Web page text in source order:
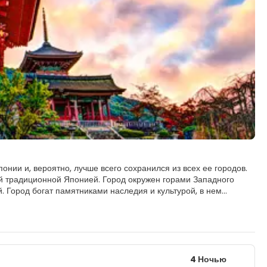
и, вероятно, лучше всего сохранился из всех ее городов.
традиционной Японией. Город окружен горами Западного
богат памятниками наследия и культурой, в нем
есть тысячи храмов и святынь, в том числе
находится знаменитая Бамбуковая роща.
из главных районов гейш. Деревянные постройки и
4 Ночью